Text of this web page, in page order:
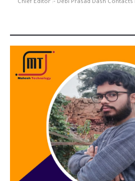
Chief Editor :- Debi Prasad Dash Contacts